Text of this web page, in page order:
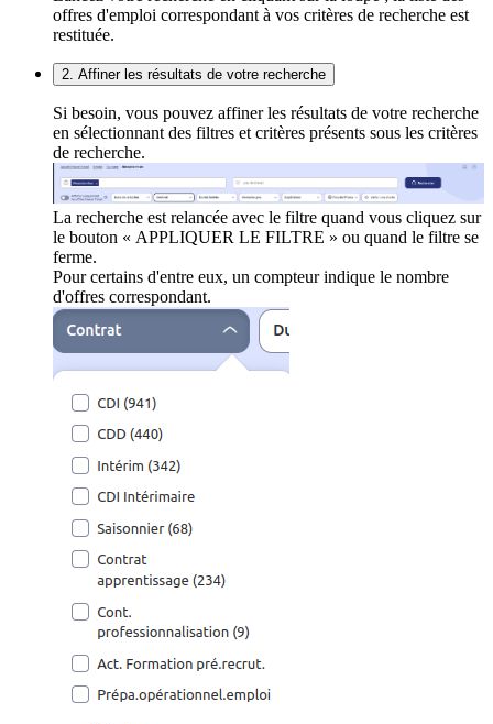
offres d'emploi correspondant à vos critères de recherche est
restituée.
2. Affiner les résultats de votre recherche
Si besoin, vous pouvez affiner les résultats de votre recherche
en sélectionnant des filtres et critères présents sous les critères
de recherche.
La recherche est relancée avec le filtre quand vous cliquez sur
le bouton « APPLIQUER LE FILTRE » ou quand le filtre se
ferme.
Pour certains d'entre eux, un compteur indique le nombre
d'offres correspondant.